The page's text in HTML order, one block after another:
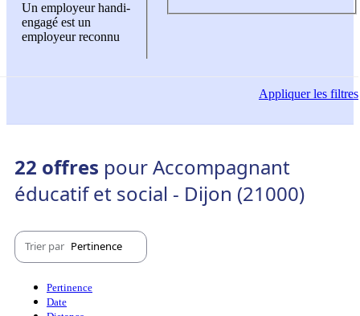
Un employeur handi-
engagé est un
employeur reconnu
Appliquerles filtres
22 offres pour Accompagnant
éducatif et social - Dijon (21000)
Trier par Pertinence
Pertinence
Date